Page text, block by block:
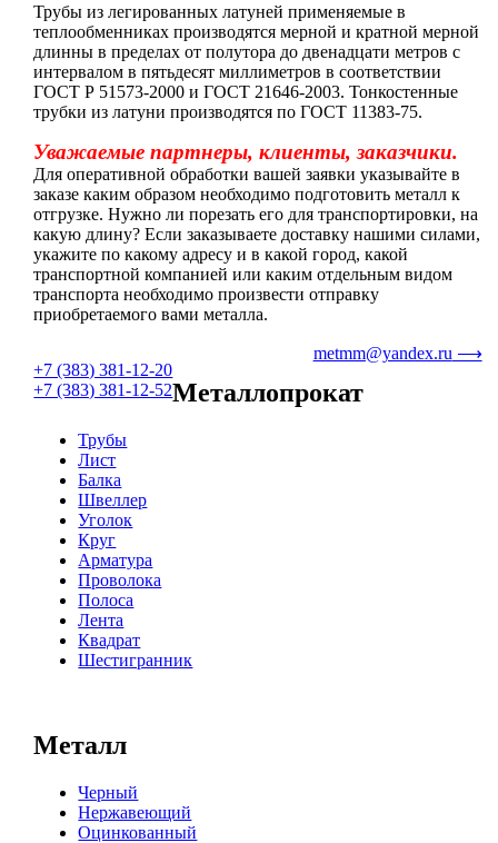
Трубы из легированных латуней применяемые в
теплообменниках производятся мерной и кратной мерной
длинны в пределах от полутора до двенадцати метров с
интервалом в пятьдесят миллиметров в соответствии
ГОСТ Р 51573-2000 и ГОСТ 21646-2003. Тонкостенные
трубки из латуни производятся по ГОСТ 11383-75.
Уважаемые партнеры, клиенты, заказчики.
Для оперативной обработки вашей заявки указывайте в
заказе каким образом необходимо подготовить металл к
отгрузке. Нужно ли порезать его для транспортировки, на
какую длину? Если заказываете доставку нашими силами,
укажите по какому адресу и в какой город, какой
транспортной компанией или каким отдельным видом
транспорта необходимо произвести отправку
приобретаемого вами металла.
+7 (383) 381-12-20
+7 (383) 381-12-52
metmm@yandex.ru
Металлопрокат
Трубы
Лист
Балка
Швеллер
Уголок
Круг
Арматура
Проволока
Полоса
Лента
Квадрат
Шестигранник
Металл
Черный
Нержавеющий
Оцинкованный